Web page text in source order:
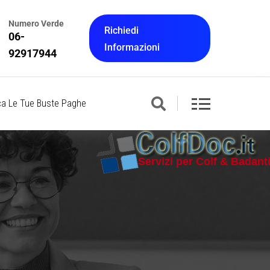
Numero Verde
06-
92917944
Richiedi
Informazioni
Le Tue Buste Paghe